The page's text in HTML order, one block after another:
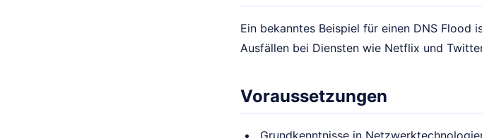
Ein bekanntes Beispiel für einen DNS
Ausfällen bei Diensten wie Netflix und
Voraussetzungen
Grundkenntnisse in